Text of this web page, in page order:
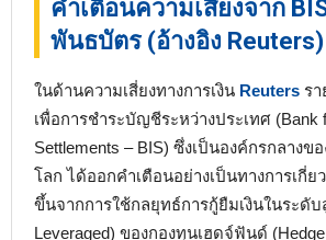
คำเตือนความเสี่ยงจาก
พันธบัตร (อ้างอิง Reuters)
ในด้านความเสี่ยงทางการเงิน Reuters ร
เพื่อการชำระบัญชีระหว่างประเทศ (Bank
Settlements – BIS) ซึ่งเป็นองค์กรกลางข
โลก ได้ออกคำเตือนอย่างเป็นทางการเกี่ย
ขึ้นจากการใช้กลยุทธ์การกู้ยืมเงินในระดับ
Leveraged) ของกองทุนเฮดจ์ฟันด์